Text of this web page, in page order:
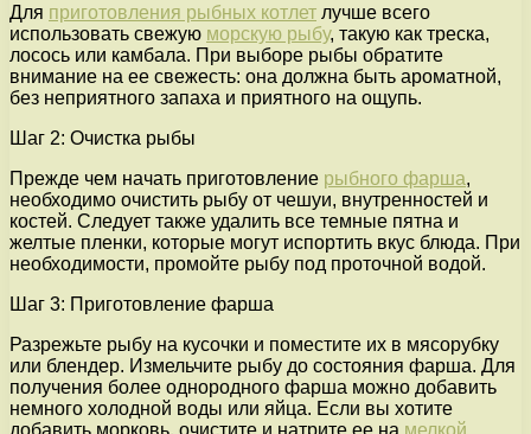
Для приготовления рыбных котлет лучше всего
использовать свежую морскую рыбу, такую как треска,
лосось или камбала. При выборе рыбы обратите
внимание на ее свежесть: она должна быть ароматной,
без неприятного запаха и приятного на ощупь.
Шаг 2: Очистка рыбы
Прежде чем начать приготовление рыбного фарша,
необходимо очистить рыбу от чешуи, внутренностей и
костей. Следует также удалить все темные пятна и
желтые пленки, которые могут испортить вкус блюда. При
необходимости, промойте рыбу под проточной водой.
Шаг 3: Приготовление фарша
Разрежьте рыбу на кусочки и поместите их в мясорубку
или блендер. Измельчите рыбу до состояния фарша. Для
получения более однородного фарша можно добавить
немного холодной воды или яйца. Если вы хотите
добавить морковь, очистите и натрите ее на мелкой